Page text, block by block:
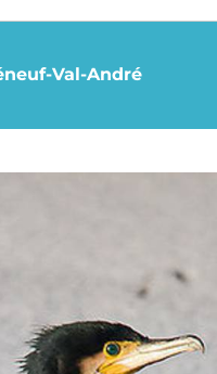
Val-André